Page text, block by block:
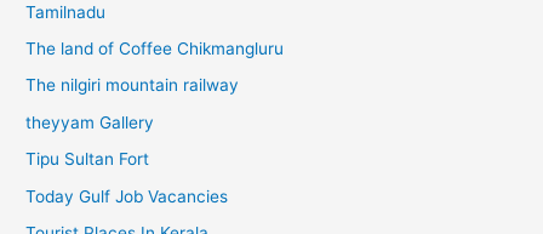
Tamilnadu
The land of Coffee Chikmangluru
The nilgiri mountain railway
theyyam Gallery
Tipu Sultan Fort
Today Gulf Job Vacancies